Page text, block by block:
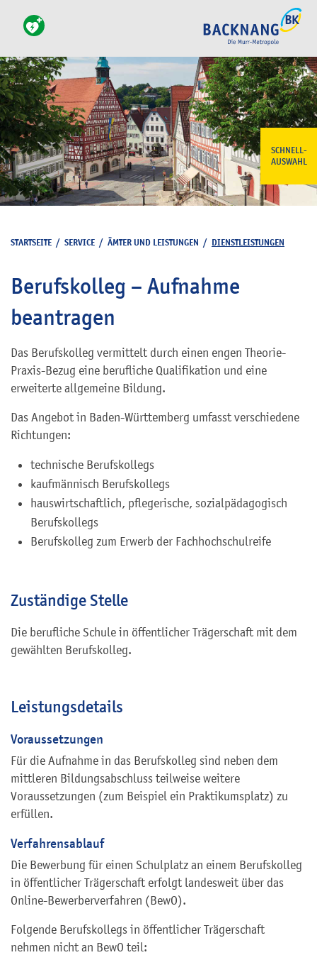
SCHNELL-
AUSWAHL
STARTSEITE / SERVICE / ÄMTER UND LEISTUNGEN / DIENSTLEISTUNGEN
Berufskolleg – Aufnahme
beantragen
Das Berufskolleg vermittelt durch einen engen Theorie-
Praxis-Bezug eine berufliche Qualifikation und eine
erweiterte allgemeine Bildung.
Das Angebot in Baden-Württemberg umfasst verschiedene
Richtungen:
technische Berufskollegs
kaufmännisch Berufskollegs
hauswirtschaftlich, pflegerische, sozialpädagogisch
Berufskollegs
Berufskolleg zum Erwerb der Fachhochschulreife
Zuständige Stelle
Die berufliche Schule in öffentlicher Trägerschaft mit dem
gewählten Berufskolleg.
Leistungsdetails
Voraussetzungen
Für die Aufnahme in das Berufskolleg sind neben dem
mittleren Bildungsabschluss teilweise weitere
Voraussetzungen (zum Beispiel ein Praktikumsplatz) zu
erfüllen.
Verfahrensablauf
Die Bewerbung für einen Schulplatz an einem Berufskolleg
in öffentlicher Trägerschaft erfolgt landesweit über das
Online-Bewerberverfahren (BewO).
Folgende Berufskollegs in öffentlicher Trägerschaft
nehmen nicht an BewO teil: